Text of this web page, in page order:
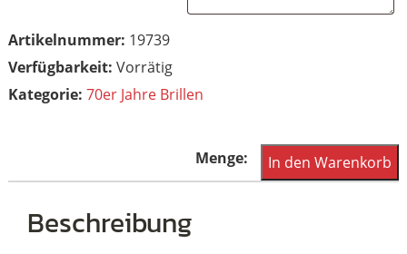
Artikelnummer: 19739
Vorrätig
Kategorie: 70er Jahre Brillen
Emmanuelle
Khanh
In den Warenkorb
Beschreibung